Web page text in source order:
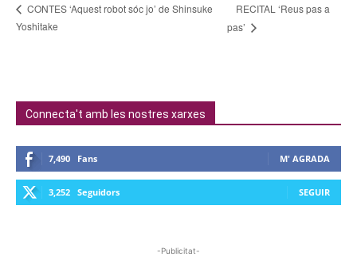
CONTES ‘Aquest robot sóc jo’ de Shinsuke
Yoshitake
RECITAL ‘Reus pas a
pas’
Connecta't amb les nostres xarxes
7,490 Fans M' AGRADA
3,252 Seguidors SEGUIR
-Publicitat-